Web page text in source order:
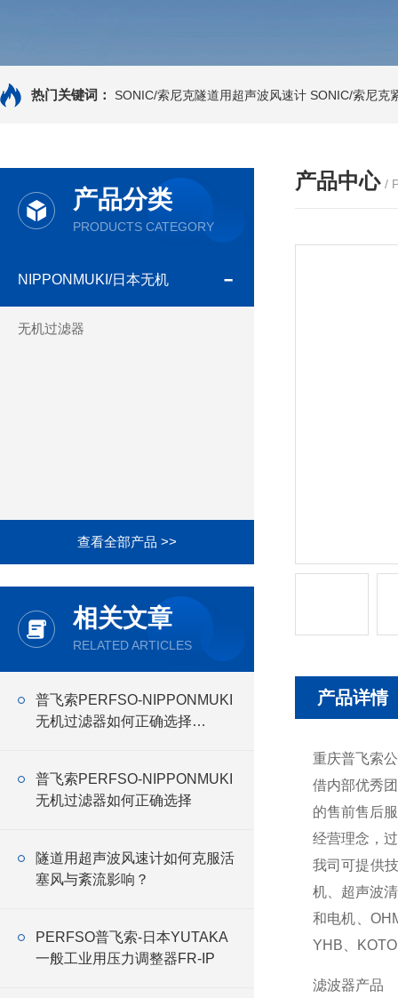
热门关键词： SONIC/索尼克隧道用超声波风速计 SONIC/索尼克
产品分类
PRODUCTS CATEGORY
NIPPONMUKI/日本无机
无机过滤器
查看全部产品 >>
相关文章
RELATED ARTICLES
普飞索PERFSO-NIPPONMUKI
无机过滤器如何正确选择
普飞索PERFSO-NIPPONMUKI
无机过滤器如何正确选择
隧道用超声波风速计如何克服活
塞风与紊流影响？
PERFSO普飞索-日本YUTAKA
一般工业用压力调整器FR-IP
产品中心 /
产品详情
重庆普飞索
借内部优秀
的售前售后
经营理念，
我司可提供
机、超声波
和电机、
YHB、
滤波器产品